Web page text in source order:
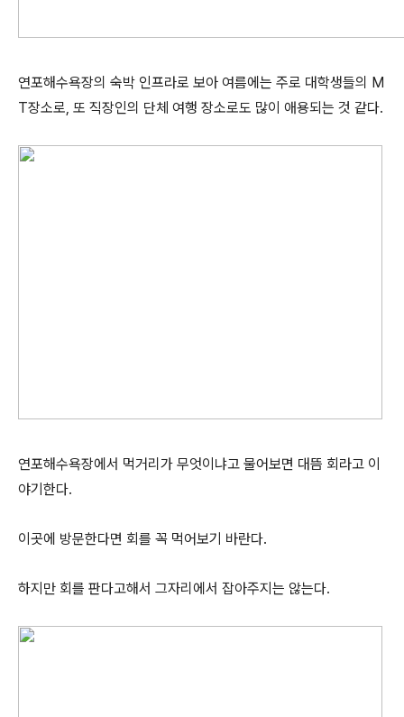
연포해수욕장의 숙박 인프라로 보아 여름에는 주로 대학생들의 M
T장소로, 또 직장인의 단체 여행 장소로도 많이 애용되는 것 같다.
연포해수욕장에서 먹거리가 무엇이냐고 물어보면 대뜸 회라고 이
야기한다.
이곳에 방문한다면 회를 꼭 먹어보기 바란다.
하지만 회를 판다고해서 그자리에서 잡아주지는 않는다.